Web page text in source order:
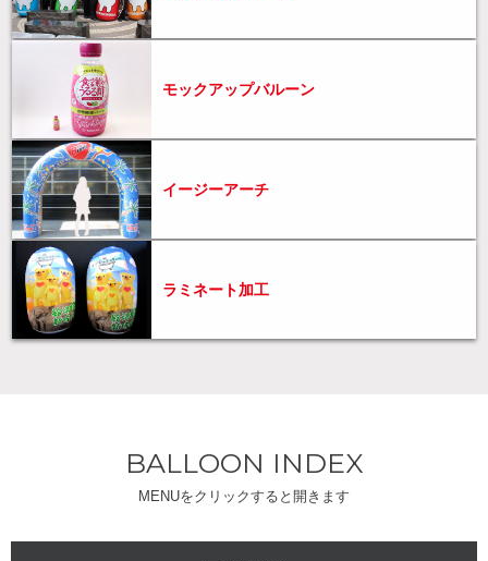
モックアップバルーン
イージーアーチ
ラミネート加工
BALLOON INDEX
MENUをクリックすると開きます